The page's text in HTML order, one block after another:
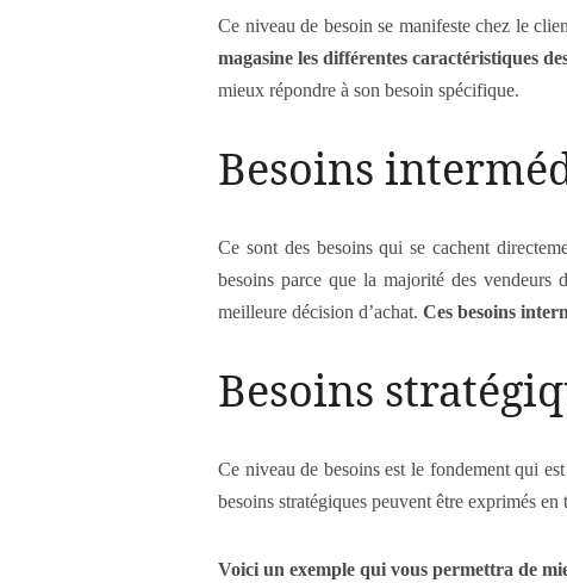
Ce niveau de besoin se manifeste chez le
magasine les différentes caractéristiques
mieux répondre à son besoin spécifique.
Besoins
Ce sont des besoins qui se cachent
besoins parce que la majorité des vendeurs
meilleure décision d’achat. Ces besoins
Besoins
Ce niveau de besoins est le fondement qui
besoins stratégiques peuvent être exprimés
Voici un exemple qui vous permettra de